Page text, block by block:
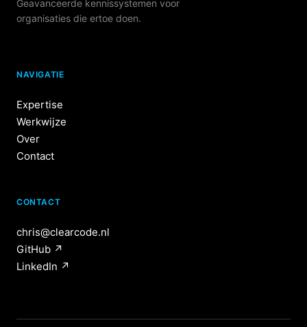
Geavanceerde kennissystemen voor
organisaties die ertoe doen.
NAVIGATIE
Expertise
Werkwijze
Over
Contact
CONTACT
chris@clearcode.nl
GitHub ↗
LinkedIn ↗